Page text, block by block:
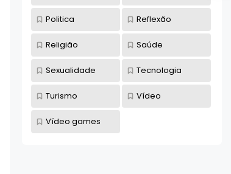
Politica Reflexão
Religião Saúde
Sexualidade Tecnologia
Turismo Vídeo
Vídeo games